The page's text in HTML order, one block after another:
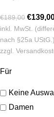
Für
Keine
Damen
€189,00 €
inkl. MwSt.
nach §25a UStG.)
zzgl.